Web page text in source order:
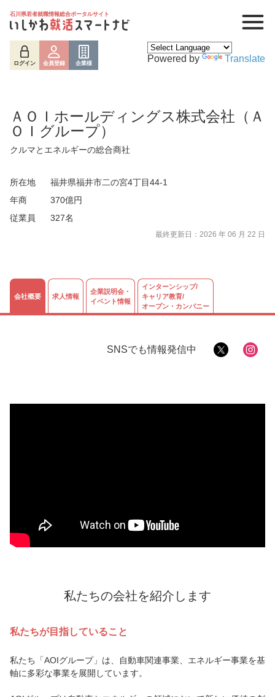
石川県若者就職情報総合ポータルサイト
ログイン 会員登録 企業様 Powered by Translate
ＡＯＩホールディングス株式会社（Ａ
ＯＩグループ）
クルマとエネルギーの総合商社
所在地
福井県福井市二の宮4丁目44-1
年商
370億円
従業員
327名
最終更新日：2026 年 06 月 22 日
会社概要 求人情報
企業説明会・
イベント情報
インターンシップ/
キャリア教育/
オープン・カンパニー
SNSでも情報発信中
私たちの会社を紹介します
私たちが目指していること
私たち「AOIグループ」は、自動車関連事業、エネルギー事業を基
軸に多彩な事業を展開しています。